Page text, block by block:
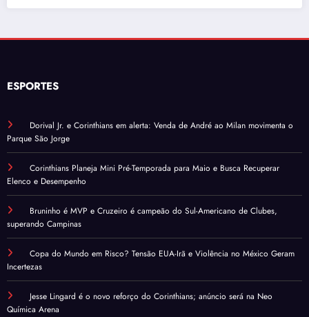
ESPORTES
Dorival Jr. e Corinthians em alerta: Venda de André ao Milan movimenta o
Parque São Jorge
Corinthians Planeja Mini Pré-Temporada para Maio e Busca Recuperar
Elenco e Desempenho
Bruninho é MVP e Cruzeiro é campeão do Sul-Americano de Clubes,
superando Campinas
Copa do Mundo em Risco? Tensão EUA-Irã e Violência no México Geram
Incertezas
Jesse Lingard é o novo reforço do Corinthians; anúncio será na Neo
Química Arena